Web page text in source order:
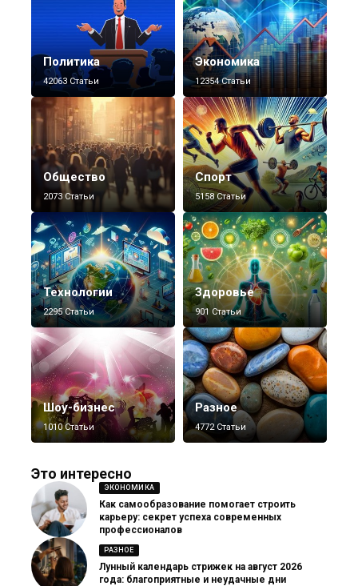
Политика
42063 Статьи
Экономика
12354 Статьи
Общество
2073 Статьи
Спорт
5158 Статьи
Технологии
2295 Статьи
Здоровье
901 Статьи
Шоу-бизнес
1010 Статьи
Разное
4772 Статьи
Это интересно
ЭКОНОМИКА
Как самообразование помогает строить
карьеру: секрет успеха современных
профессионалов
РАЗНОЕ
Лунный календарь стрижек на август 2026
года: благоприятные и неудачные дни